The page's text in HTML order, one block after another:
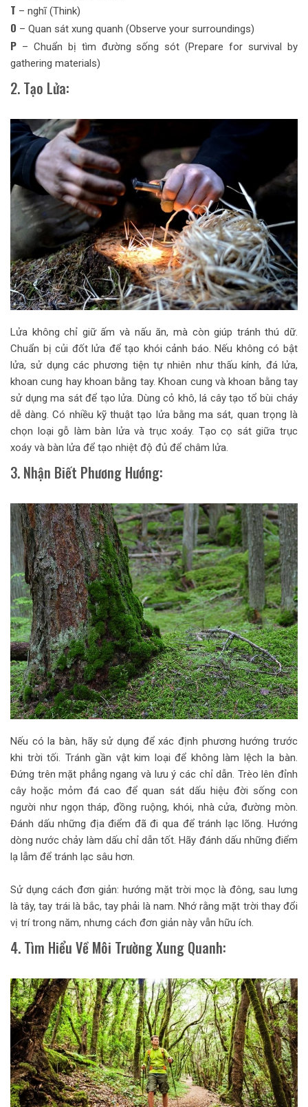
T – nghĩ (Think)
O – Quan sát xung quanh (Observe your surroundings)
P – Chuẩn bị tìm đường sống sót (Prepare for survival by
gathering materials)
2. Tạo Lửa:
Lửa không chỉ giữ ấm và nấu ăn, mà còn giúp tránh thú dữ.
Chuẩn bị củi đốt lửa để tạo khói cảnh báo. Nếu không có bật
lửa, sử dụng các phương tiện tự nhiên như thấu kính, đá lửa,
khoan cung hay khoan bằng tay. Khoan cung và khoan bằng tay
sử dụng ma sát để tạo lửa. Dùng cỏ khô, lá cây tạo tổ bùi cháy
dễ dàng. Có nhiều kỹ thuật tạo lửa bằng ma sát, quan trọng là
chọn loại gỗ làm bàn lửa và trục xoáy. Tạo cọ sát giữa trục
xoáy và bàn lửa để tạo nhiệt độ đủ để châm lửa.
3. Nhận Biết Phương Hướng:
Nếu có la bàn, hãy sử dụng để xác định phương hướng trước
khi trời tối. Tránh gần vật kim loại để không làm lệch la bàn.
Đứng trên mặt phẳng ngang và lưu ý các chỉ dẫn. Trèo lên đỉnh
cây hoặc mỏm đá cao để quan sát dấu hiệu đời sống con
người như ngọn tháp, đồng ruộng, khói, nhà cửa, đường mòn.
Đánh dấu những địa điểm đã đi qua để tránh lạc lõng. Hướng
dòng nước chảy làm dấu chỉ dẫn tốt. Hãy đánh dấu những điểm
lạ lẫm để tránh lạc sâu hơn.
Sử dụng cách đơn giản: hướng mặt trời mọc là đông, sau lưng
là tây, tay trái là bắc, tay phải là nam. Nhớ rằng mặt trời thay đổi
vị trí trong năm, nhưng cách đơn giản này vẫn hữu ích.
4. Tìm Hiểu Về Môi Trường Xung Quanh: